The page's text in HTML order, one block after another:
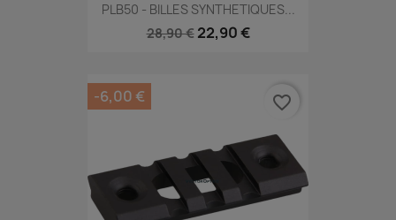
PLB50 - BILLES SYNTHETIQUES...
28,90 € 22,90 €
-6,00 € favorite_border